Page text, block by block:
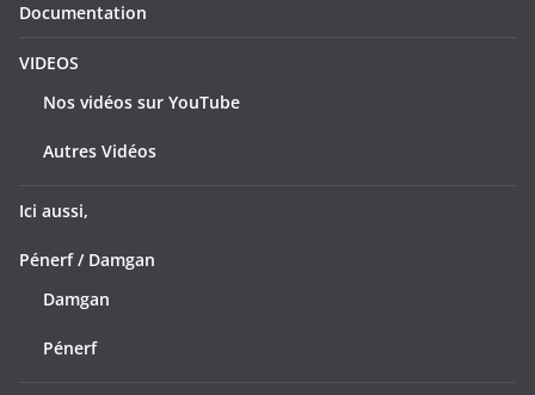
Documentation
VIDEOS
Nos vidéos sur YouTube
Autres Vidéos
Ici aussi,
Pénerf / Damgan
Damgan
Pénerf